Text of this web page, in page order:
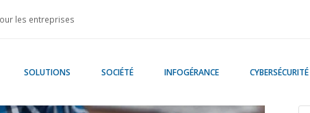
les entreprises
SOLUTIONS SOCIÉTÉ INFOGÉRANCE CYBERSÉCURITÉ